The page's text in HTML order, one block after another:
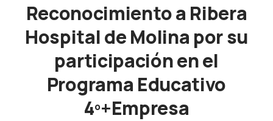
Reconocimiento a Ribera
Hospital de Molina por su
participación en el
Programa Educativo
4º+Empresa